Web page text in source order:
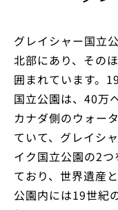
グレイシャー国立
北部にあり、その
囲まれています。
国立公園は、40万
カナダ側のウォー
ていて、グレイシ
イク国立公園の2
ており、世界遺産
公園内には19世紀